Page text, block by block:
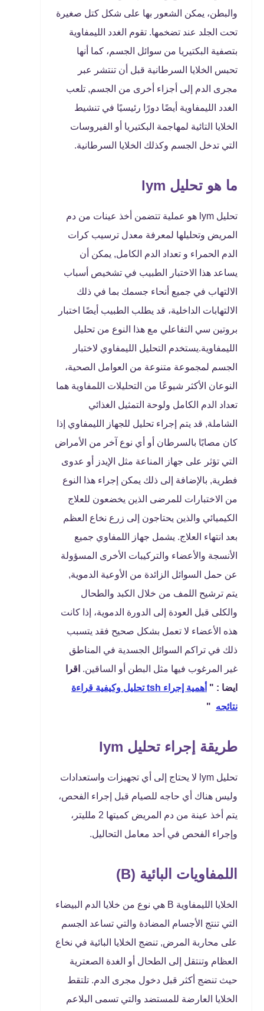
والبطن، يمكن الشعور بها على شكل كتل صغيرة
تحت الجلد عند تضخمها. تقوم الغدد الليمفاوية
بتصفية البكتيريا من سوائل الجسم، كما أنها
تحبس الخلايا السرطانية قبل أن تنتشر عبر
مجرى الدم إلى أجزاء أخرى من الجسم, تلعب
الغدد الليمفاوية أيضًا دورًا رئيسيًا في تنشيط
الخلايا التائية لمهاجمة البكتيريا أو الفيروسات
التي تدخل الجسم وكذلك الخلايا السرطانية.
ما هو تحليل lym
تحليل lym هو عملية تتضمن أخذ عينات من دم
المريض وتحليلها لمعرفة معدل ترسيب كرات
الدم الحمراء و تعداد الدم الكامل, يمكن أن
يساعد هذا الاختبار الطبيب في تشخيص أسباب
الالتهاب في جميع أنحاء جسمك بما في ذلك
الالتهابات الداخلية، قد يطلب الطبيب أيضًا اختبار
بروتين سي التفاعلي مع هذا النوع من تحليل
الليمفاوية.​ يستخدم التحليل الليمفاوي لاختبار
الجسم لمجموعة متنوعة من العوامل الصحية،
النوعان الأكثر شيوعًا من التحليلات اللمفاوية هما
تعداد الدم الكامل ولوحة التمثيل الغذائي
الشاملة, قد يتم إجراء تحليل للجهاز الليمفاوي إذا
كان مصابًا بالسرطان أو أي نوع آخر من الأمراض
التي تؤثر على جهاز المناعة مثل الإيدز أو عدوى
فطرية, بالإضافة إلى ذلك يمكن إجراء هذا النوع
من الاختبارات للمرضى الذين يخضعون للعلاج
الكيميائي والذين يحتاجون إلى زرع نخاع العظم
بعد انتهاء العلاج. يشمل جهاز اللمفاوي جميع
الأنسجة والأعضاء والتركيبات الأخرى المسؤولة
عن حمل السوائل الزائدة من الأوعية الدموية,
يتم ترشيح اللمف من خلال الكبد والطحال
والكلى قبل العودة إلى الدورة الدموية، إذا كانت
هذه الأعضاء لا تعمل بشكل صحيح فقد يتسبب
ذلك في تراكم السوائل الجسدية في المناطق
غير المرغوب فيها مثل البطن أو الساقين. اقرا
ايضا : "
أهمية إجراء tsh تحليل وكيفية قراءة
نتائجه "
طريقة إجراء تحليل lym
تحليل lym لا يحتاج إلى أي تجهيزات واستعدادات
وليس هناك أي حاجه للصيام قبل إجراء الفحص،
يتم أخذ عينة من دم المريض كميتها 2 ملليتر،
وإجراء الفحص في أحد معامل التحاليل.
اللمفاويات البائية (B)
الخلايا الليمفاوية B هي نوع من خلايا الدم البيضاء
التي تنتج الأجسام المضادة والتي تساعد الجسم
على محاربة المرض, تنضج الخلايا البائية في نخاع
العظام وتنتقل إلى الطحال أو الغدة الصعترية
حيث تنضج أكثر قبل دخول مجرى الدم. تلتقط
الخلايا العارضة للمستضد والتي تسمى البلاعم